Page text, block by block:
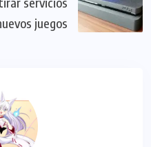
juegos